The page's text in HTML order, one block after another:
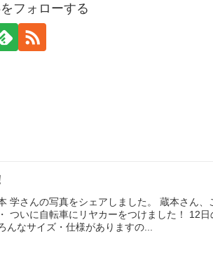
フォローする
さんの写真をシェアしました。 蔵本さん、
ついに自転車にリヤカーをつけました！ 12日
なサイズ・仕様がありますの...